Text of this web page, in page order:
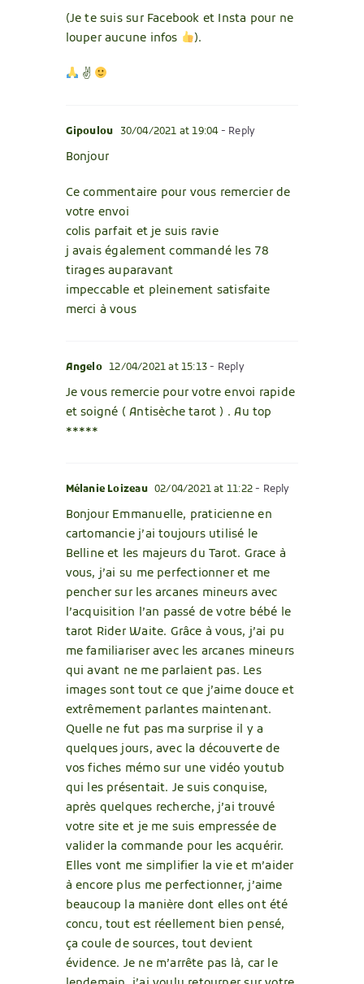
(Je te suis sur Facebook et Insta pour ne
louper aucune infos
).
✌
Gipoulou 30/04/2021 at 19:04- Reply
Bonjour
Ce commentaire pour vous remercier de
votre envoi
colis parfait et je suis ravie
j avais également commandé les 78
tirages auparavant
impeccable et pleinement satisfaite
merci à vous
Angelo 12/04/2021 at 15:13- Reply
Je vous remercie pour votre envoi rapide
et soigné ( Antisèche tarot ) . Au top
*****
Mélanie Loizeau 02/04/2021 at 11:22- Reply
Bonjour Emmanuelle, praticienne en
cartomancie j’ai toujours utilisé le
Belline et les majeurs du Tarot. Grace à
vous, j’ai su me perfectionner et me
pencher sur les arcanes mineurs avec
l’acquisition l’an passé de votre bébé le
tarot Rider Waite. Grâce à vous, j’ai pu
me familiariser avec les arcanes mineurs
qui avant ne me parlaient pas. Les
images sont tout ce que j’aime douce et
extrêmement parlantes maintenant.
Quelle ne fut pas ma surprise il y a
quelques jours, avec la découverte de
vos fiches mémo sur une vidéo youtub
qui les présentait. Je suis conquise,
après quelques recherche, j’ai trouvé
votre site et je me suis empressée de
valider la commande pour les acquérir.
Elles vont me simplifier la vie et m’aider
à encore plus me perfectionner, j’aime
beaucoup la manière dont elles ont été
concu, tout est réellement bien pensé,
ça coule de sources, tout devient
évidence. Je ne m’arrête pas là, car le